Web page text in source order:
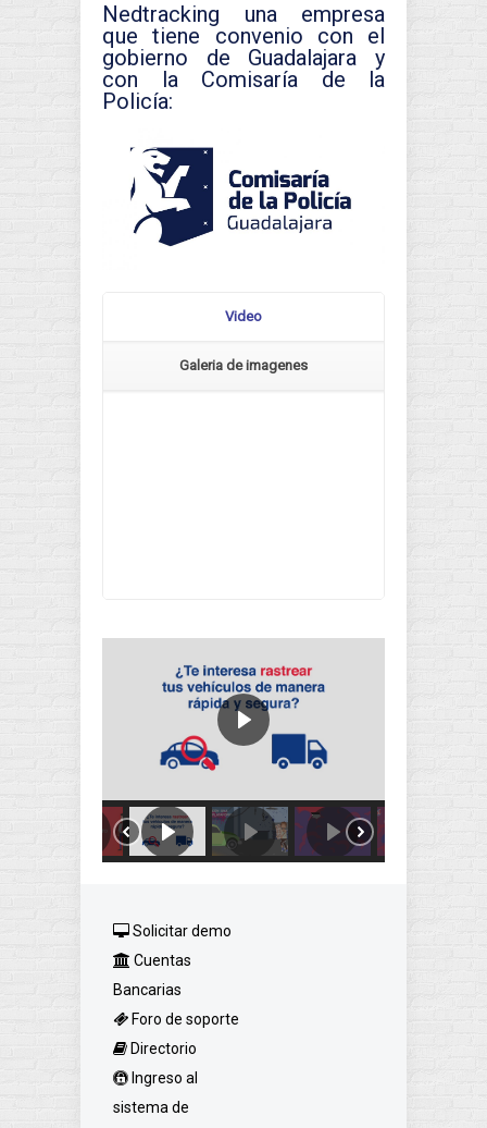
Nedtracking una empresa
que tiene convenio con el
gobierno de Guadalajara y
con la Comisaría de la
Policía:
Video
Galeria de imagenes
Solicitar demo
Cuentas
Bancarias
Foro de soporte
Directorio
Ingreso al
sistema de